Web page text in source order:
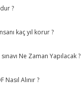
?
kaç yıl korur ?
Ne Zaman Yapılacak ?
Nasıl Alınır ?